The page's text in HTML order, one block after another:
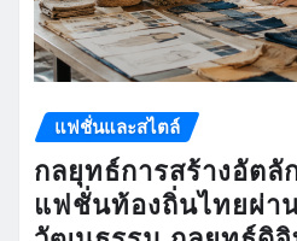
แฟชั่นและสไตล์
กลยุทธ์การสร้างอัต
แฟชั่นท้องถิ่นไทยผ่า